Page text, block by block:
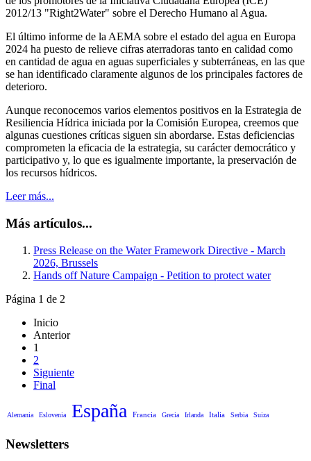
2012/13 "Right2Water" sobre el Derecho Humano al Agua.
El último informe de la AEMA sobre el estado del agua en Europa
2024 ha puesto de relieve cifras aterradoras tanto en calidad como
en cantidad de agua en aguas superficiales y subterráneas, en las que
se han identificado claramente algunos de los principales factores de
deterioro.
Aunque reconocemos varios elementos positivos en la Estrategia de
Resiliencia Hídrica iniciada por la Comisión Europea, creemos que
algunas cuestiones críticas siguen sin abordarse. Estas deficiencias
comprometen la eficacia de la estrategia, su carácter democrático y
participativo y, lo que es igualmente importante, la preservación de
los recursos hídricos.
Leer más...
Más artículos...
Press Release on the Water Framework Directive - March
2026, Brussels
Hands off Nature Campaign - Petition to protect water
Página 1 de 2
Inicio
Anterior
1
2
Siguiente
Final
Alemania Eslovenia España Francia Grecia Irlanda Italia Serbia Suiza
Newsletters